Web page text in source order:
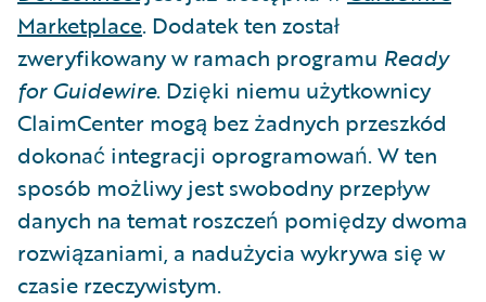
Marketplace. Dodatek ten został
zweryfikowany w ramach programu Ready
for Guidewire. Dzięki niemu użytkownicy
ClaimCenter mogą bez żadnych przeszkód
dokonać integracji oprogramowań. W ten
sposób możliwy jest swobodny przepływ
danych na temat roszczeń pomiędzy dwoma
rozwiązaniami, a nadużycia wykrywa się w
czasie rzeczywistym.